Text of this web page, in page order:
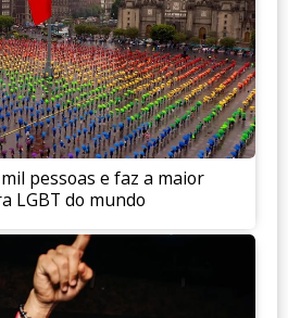
pessoas e faz a maior
LGBT do mundo